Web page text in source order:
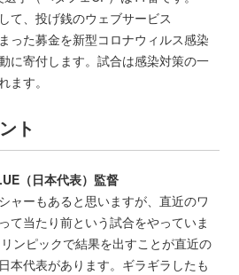
て、投げ銭のウェブサービス
った募金を新型コロナウィルス感染
に寄付します。試合は感染対策の一
ます。
ト
（日本代表）監督
ャーもあると思いますが、直近のワ
て当たり前という試合をやっていま
ンピックで結果を出すことが直近の
本代表があります。ギラギラしたも